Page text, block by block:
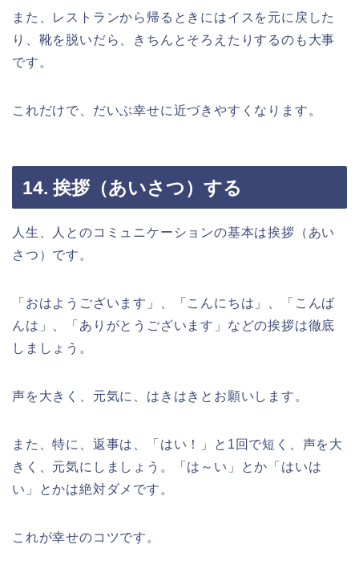
また、レストランから帰るときにはイスを元に戻した
り、靴を脱いだら、きちんとそろえたりするのも大事
です。
これだけで、だいぶ幸せに近づきやすくなります。
14. 挨拶（あいさつ）する
人生、人とのコミュニケーションの基本は挨拶（あい
さつ）です。
「おはようございます」、「こんにちは」、「こんば
んは」、「ありがとうございます」などの挨拶は徹底
しましょう。
声を大きく、元気に、はきはきとお願いします。
また、特に、返事は、「はい！」と1回で短く、声を大
きく、元気にしましょう。「は～い」とか「はいは
い」とかは絶対ダメです。
これが幸せのコツです。